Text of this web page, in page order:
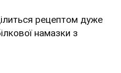
рецептом дуже
намазки з